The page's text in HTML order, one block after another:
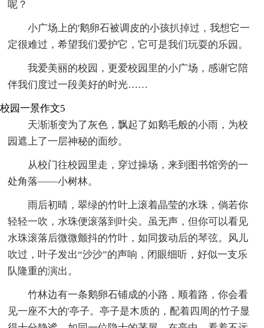
呢？
小广场上的'鹅卵石被调皮的小孩扒掉过，我想它一
定很难过，希望我们爱护它，它可是我们玩耍的乐园。
我爱美丽的校园，更爱校园里的小广场，感谢它陪
伴我们度过一段美好的时光……
校园一景作文5
天渐渐变为了灰色，飘起了如鹅毛般的小雨，为校
园遮上了一层神秘的面纱。
从校门往校园里走，穿过操场，来到图书馆旁的一
处角落——小树林。
雨后初晴，翠绿的竹叶上滚着晶莹的水珠，倘若你
轻轻一吹，水珠便滚落到叶尖。虽无声，但你可以看见
水珠滚落后微微颤抖的竹叶，如同拨动后的琴弦。风儿
吹过，叶子发出“沙沙”的声响，闭眼细听，好似一支乐
队隆重的演出。
竹林边有一条鹅卵石铺成的小路，顺着路，你会看
见一座不大的'亭子。亭子是木质的，配着四周的竹子显